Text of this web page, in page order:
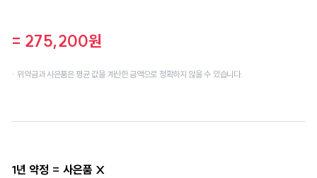
= 275,200원
· 위약금과 사은품은 평균 값을 계산한 금액으로 정확하지 않을 수 있습니다.
1년 약정 = 사은품 X